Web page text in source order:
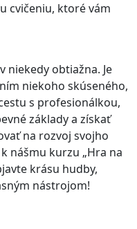
cvičeniu, ktoré vám
niekedy obtiažna. Je
niekoho skúseného,
s profesionálkou,
základy a získať
na rozvoj svojho
nášmu kurzu „Hra na
krásu hudby,
nástrojom!